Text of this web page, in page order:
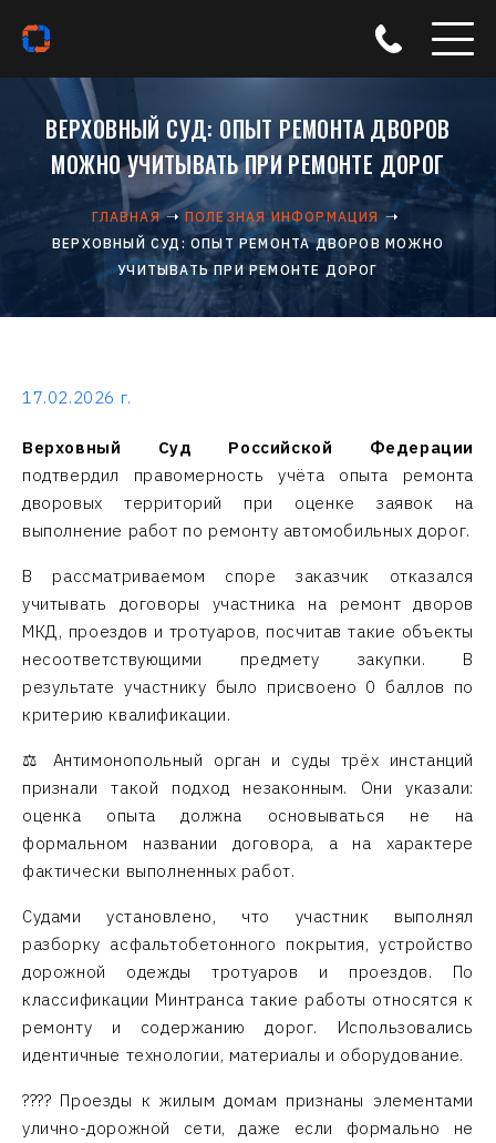
ВЕРХОВНЫЙ СУД: ОПЫТ РЕМОНТА ДВОРОВ
МОЖНО УЧИТЫВАТЬ ПРИ РЕМОНТЕ ДОРОГ
ГЛАВНАЯ
ПОЛЕЗНАЯ ИНФОРМАЦИЯ
ВЕРХОВНЫЙ СУД: ОПЫТ РЕМОНТА ДВОРОВ МОЖНО
УЧИТЫВАТЬ ПРИ РЕМОНТЕ ДОРОГ
17.02.2026 г.
Верховный Суд Российской Федерации
подтвердил правомерность учёта опыта ремонта
дворовых территорий при оценке заявок на
выполнение работ по ремонту автомобильных дорог.
В рассматриваемом споре заказчик отказался
учитывать договоры участника на ремонт дворов
МКД, проездов и тротуаров, посчитав такие объекты
несоответствующими предмету закупки. В
результате участнику было присвоено 0 баллов по
критерию квалификации.
⚖️ Антимонопольный орган и суды трёх инстанций
признали такой подход незаконным. Они указали:
оценка опыта должна основываться не на
формальном названии договора, а на характере
фактически выполненных работ.
Судами установлено, что участник выполнял
разборку асфальтобетонного покрытия, устройство
дорожной одежды тротуаров и проездов. По
классификации Минтранса такие работы относятся к
ремонту и содержанию дорог. Использовались
идентичные технологии, материалы и оборудование.
???? Проезды к жилым домам признаны элементами
улично-дорожной сети, даже если формально не